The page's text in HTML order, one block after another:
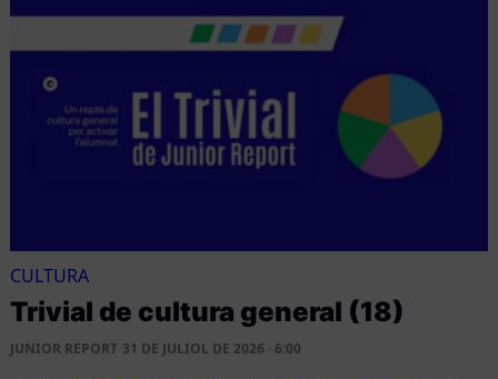
CULTURA
Trivial de cultura general (18)
JUNIOR REPORT 31 DE JULIOL DE 2026 · 6:00